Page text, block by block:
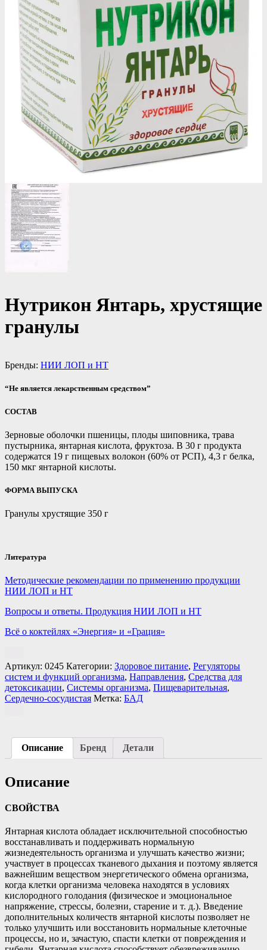
Нутрикон Янтарь, хрустящие
гранулы
Бренды: НИИ ЛОП и НТ
“Не является лекарственным средством”
СОСТАВ
Зерновые оболочки пшеницы, плоды шиповника, трава
пустырника, янтарная кислота, фруктоза. В 30 г продукта
содержатся 19 г пищевых волокон (60% от РСП), 4,3 г белка,
150 мкг янтарной кислоты.
ФОРМА ВЫПУСКА
Гранулы хрустящие 350 г
Литература
Методические рекомендации по применению продукции
НИИ ЛОП и НТ
Вопросы и ответы. Продукция НИИ ЛОП и НТ
Всё о коктейлях «Энергия» и «Грация»
Артикул: 0245 Категории: Здоровое питание, Регуляторы
систем и функций организма, Направления, Средства для
детоксикации, Системы организма, Пищеварительная,
Сердечно-сосудистая Метка: БАД
Описание Бренд Детали
Описание
СВОЙСТВА
Янтарная кислота обладает исключительной способностью
восстанавливать и поддерживать нормальную
жизнедеятельность организма и улучшать качество жизни;
участвует в процессах тканевого дыхания и поэтому является
важнейшим веществом энергетического обмена организма,
когда клетки организма человека находятся в условиях
кислородного голодания (физическое и эмоциональное
напряжение, стрессы, болезни, старение и т. д.). Введение
дополнительных количеств янтарной кислоты позволяет не
только улучшить или восстановить нормальные клеточные
процессы, но и, зачастую, спасти клетки от повреждения и